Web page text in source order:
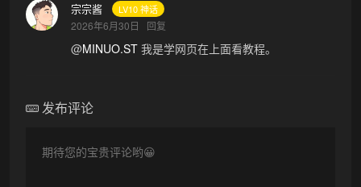
宗宗酱 LV10 神话
2026年6月30日 回复
@MINUO.ST 我是学网页在上面看教程。
发布评论